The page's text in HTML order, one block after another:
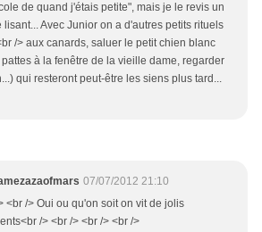
de quand j'étais petite", mais je le revis un
lisant... Avec Junior on a d'autres petits rituels
/> aux canards, saluer le petit chien blanc
à la fenêtre de la vieille dame, regarder
qui resteront peut-être les siens plus tard...
07/07/2012 21:10
<br /> Oui ou qu'on soit on vit de jolis
/> <br /> <br /> <br />